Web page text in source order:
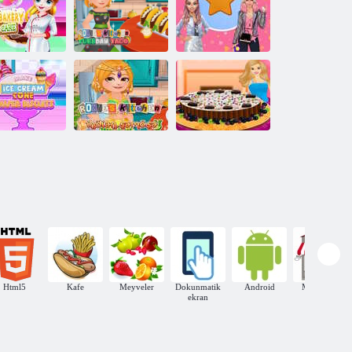
Roxie'nin
Mutfağı: Japon
Körisi
Bebek Panda
Ormanı Tarifleri
Tatlı Fırın
Pastası
Roxie'nin
Mutfağı Salı
Taco
Skibidi Şeker
Mücadelesi
Html5 Kafe Meyveler
Dokunmatik
ekran
Android Mağazalar